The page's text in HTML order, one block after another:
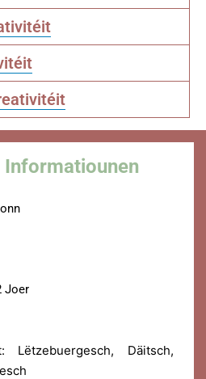
Informatiounen
Joer
Lëtzebuergesch, Däitsch,